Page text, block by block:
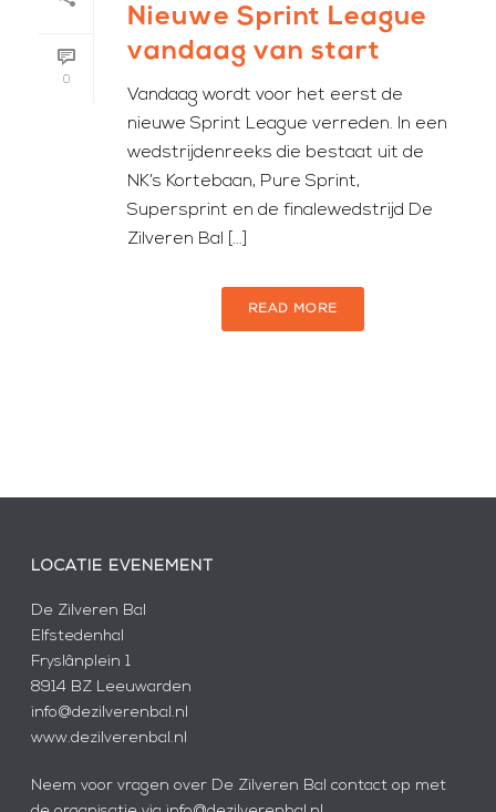
0
Nieuwe Sprint League
vandaag van start
Vandaag wordt voor het eerst de
nieuwe Sprint League verreden. In een
wedstrijdenreeks die bestaat uit de
NK’s Kortebaan, Pure Sprint,
Supersprint en de finalewedstrijd De
Zilveren Bal [...]
READ MORE
LOCATIE EVENEMENT
De Zilveren Bal
Elfstedenhal
Fryslânplein 1
8914 BZ Leeuwarden
info@dezilverenbal.nl
www.dezilverenbal.nl
Neem voor vragen over De Zilveren Bal contact op met